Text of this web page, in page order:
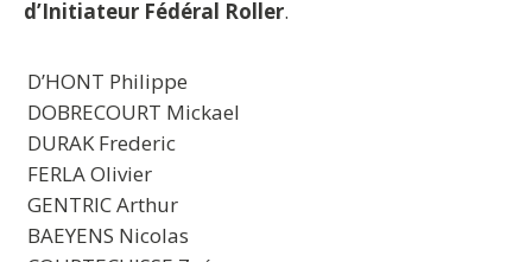
d’Initiateur Fédéral Roller.
D’HONT Philippe
DOBRECOURT Mickael
DURAK Frederic
FERLA Olivier
GENTRIC Arthur
BAEYENS Nicolas